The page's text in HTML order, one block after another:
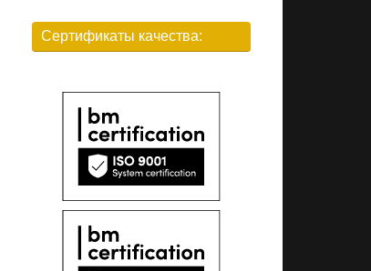
Сертификаты качества: